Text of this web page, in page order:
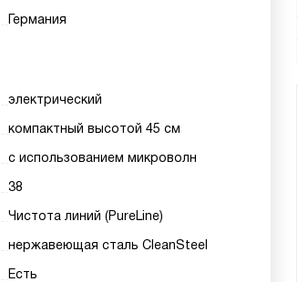
Германия
электрический
компактный высотой 45 см
с использованием микроволн
38
Чистота линий (PureLine)
нержавеющая сталь CleanSteel
Есть